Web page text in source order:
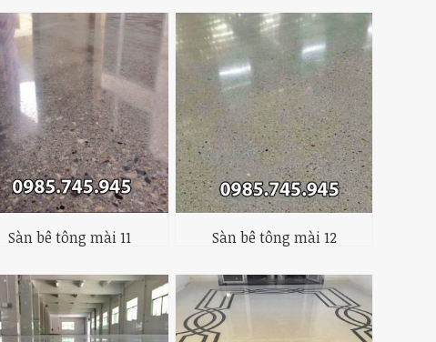
Sàn bê tông mài 11 Sàn bê tông mài 12